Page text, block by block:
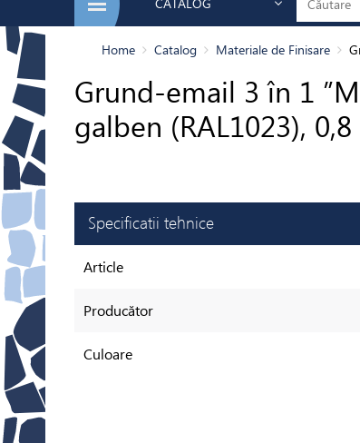
Home Catalog Materiale de Finisare
Grund-email 3 în 1
galben (RAL1023),
Specificatii tehnice
Article
Producător
Culoare